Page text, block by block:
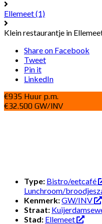
Ellemeet(1)
Klein restaurantje in
Share on Facebook
Tweet
Pin it
LinkedIn
€935 Huur p.m.
€32.500 GW/INV
Type: Bistro/eetcafé
Lunchroom/
Kenmerk:GW/INV
Straat:
Stad: Ellemeet